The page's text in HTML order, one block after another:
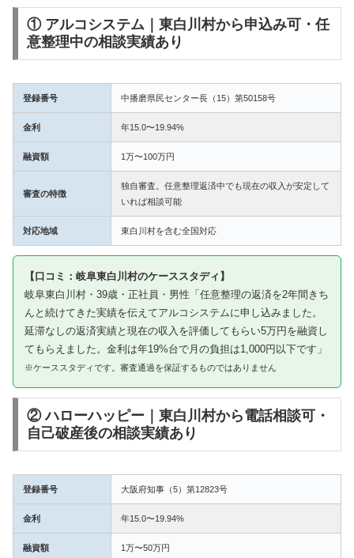
① アルコシステム｜東白川村から申込み可・任
意整理中の相談実績あり
登録番号 中播磨県民センター長（15）第50158号
金利 年15.0〜19.94%
融資額 1万〜100万円
審査の特徴
独自審査。任意整理返済中でも現在の収入が安定して
いれば相談可能
対応地域 東白川村を含む全国対応
【口コミ：岐阜東白川村のケーススタディ】
岐阜東白川村・39歳・正社員・男性「任意整理の返済を2年間きち
んと続けてきた実績を伝えてアルコシステムに申し込みました。
延滞なしの返済実績と現在の収入を評価してもらい5万円を融資し
てもらえました。金利は年19%台で月の負担は1,000円以下です」
※ケーススタディです。審査通過を保証するものではありません
② ハローハッピー｜東白川村から電話相談可・
自己破産後の相談実績あり
登録番号 大阪府知事（5）第12823号
金利 年15.0〜19.94%
融資額 1万〜50万円